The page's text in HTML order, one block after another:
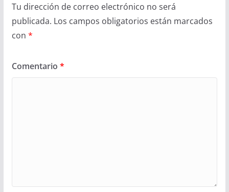
Tu dirección de correo electrónico no será
publicada. Los campos obligatorios están marcados
con *
Comentario *